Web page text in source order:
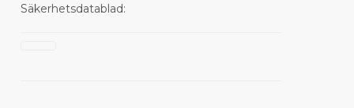
Säkerhetsdatablad: